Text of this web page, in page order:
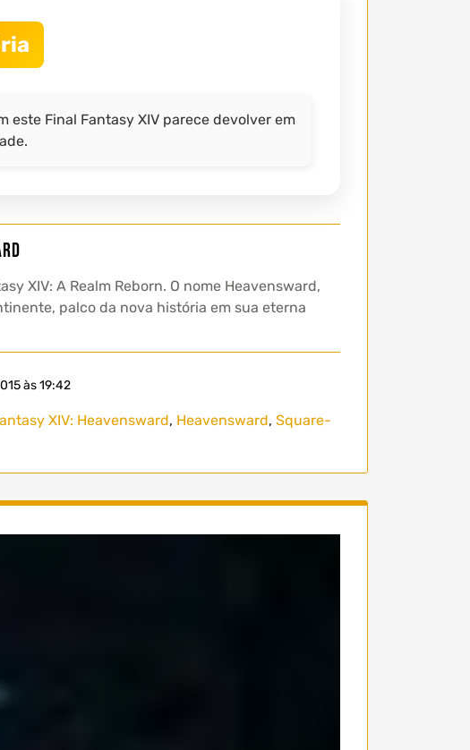
este Final Fantasy XIV parece devolver em
XIV: A Realm Reborn. O nome Heavensward,
palco da nova história em sua eterna
às 19:42
XIV: Heavensward, Heavensward, Square-